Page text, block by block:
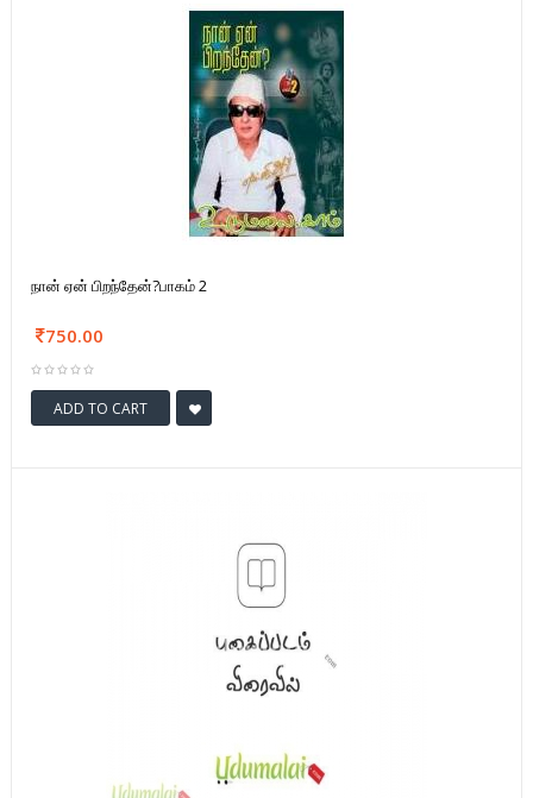
நான் ஏன் பிறந்தேன்?பாகம் 2
750.00
ADD TO CART